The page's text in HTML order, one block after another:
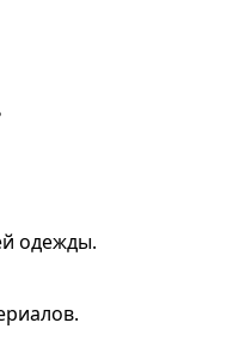
одежды.